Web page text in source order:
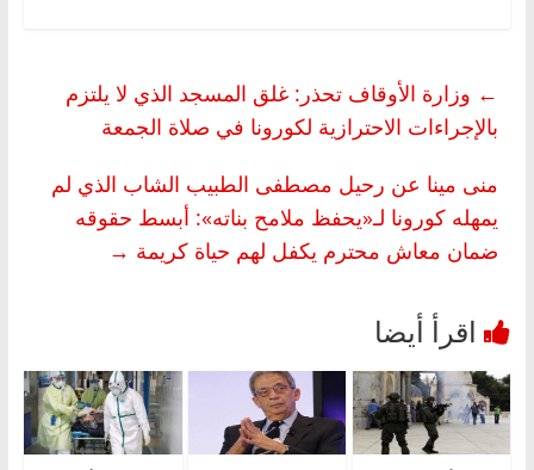
← وزارة الأوقاف تحذر: غلق المسجد الذي لا يلتزم
بالإجراءات الاحترازية لكورونا في صلاة الجمعة
منى مينا عن رحيل مصطفى الطبيب الشاب الذي لم
يمهله كورونا لـ«يحفظ ملامح بناته»: أبسط حقوقه
ضمان معاش محترم يكفل لهم حياة كريمة →